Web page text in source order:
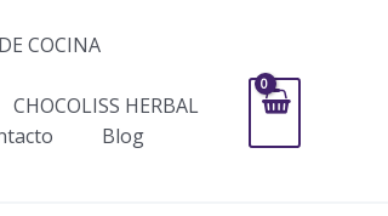
COCINA
CHOCOLISS HERBAL
Blog